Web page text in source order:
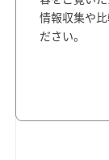
情報収集や
ださい。